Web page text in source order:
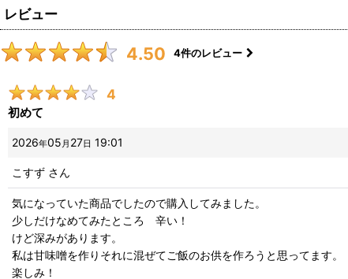
レビュー
4.50 4件のレビュー
4
初めて
2026年05 月 27日 19:01
こすず さん
気になっていた商品でしたので購入してみました。
少しだけなめてみたところ 辛い！
けど深みがあります。
私は甘味噌を作りそれに混ぜてご飯のお供を作ろうと思ってます。
楽しみ！